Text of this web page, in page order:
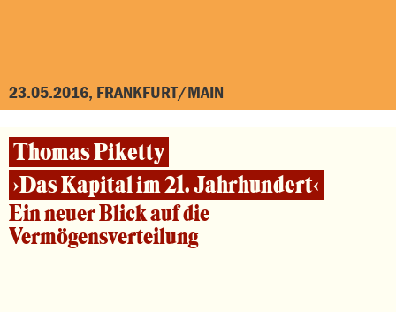
23.05.2016, FRANKFURT/MAIN
Thomas Piketty
›Das Kapital im 21. Jahrhundert‹
Ein neuer Blick auf die
Vermögensverteilung